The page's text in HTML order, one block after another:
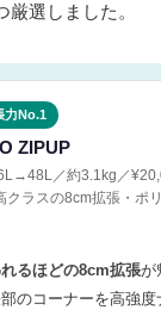
厳選しました。
力No.1
ZIPUP
／約3.1kg／
クラスの8cm拡張・ポ
れるほどの8cm拡張が
のコーナーを高強度